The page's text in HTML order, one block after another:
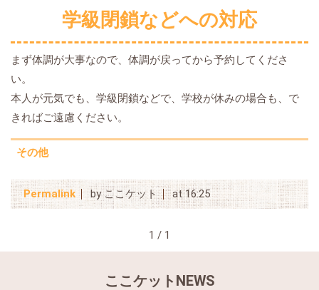
学級閉鎖などへの対応
まず体調が大事なので、体調が戻ってから予約してくださ
い。
本人が元気でも、学級閉鎖などで、学校が休みの場合も、で
きればご遠慮ください。
その他
Permalink by ここケット at 16:25
1 / 1
ここケットNEWS